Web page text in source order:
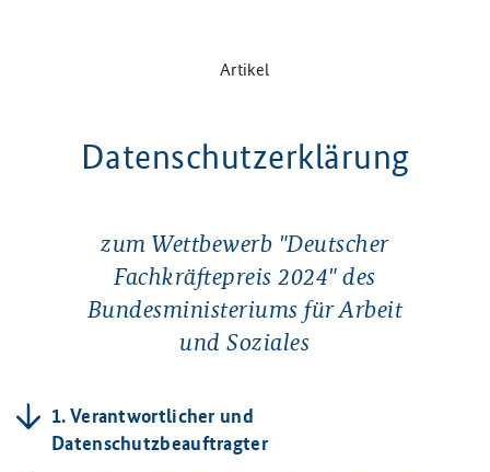
Artikel
Datenschutzerklärung
zum Wettbewerb "Deutscher
Fachkräftepreis 2024" des
Bundesministeriums für Arbeit
und Soziales
1. Verantwortlicher und
Datenschutzbeauftragter